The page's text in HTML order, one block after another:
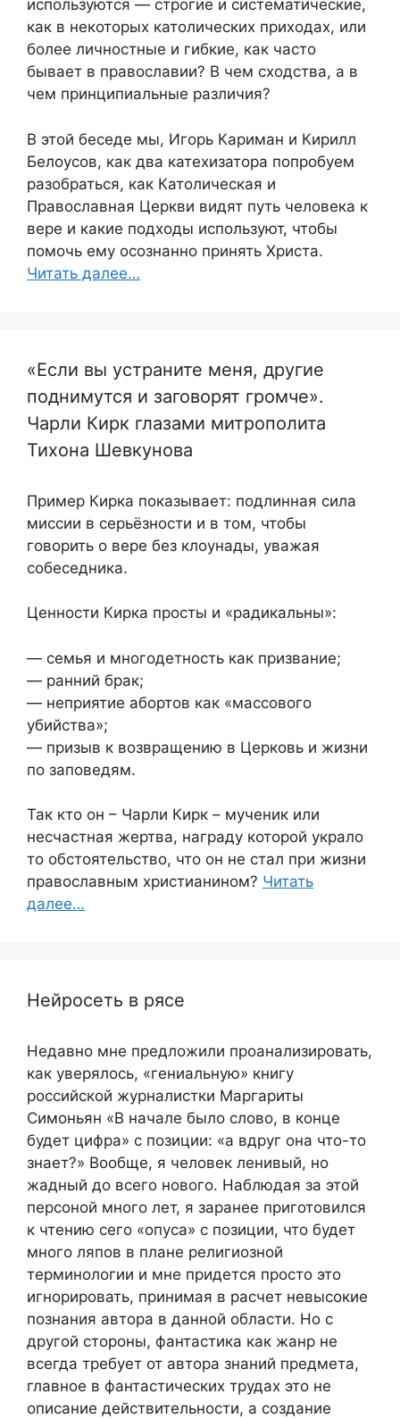
используются — строгие и систематические,
как в некоторых католических приходах, или
более личностные и гибкие, как часто
бывает в православии? В чем сходства, а в
чем принципиальные различия?
В этой беседе мы, Игорь Кариман и Кирилл
Белоусов, как два катехизатора попробуем
разобраться, как Католическая и
Православная Церкви видят путь человека к
вере и какие подходы используют, чтобы
помочь ему осознанно принять Христа.
Читать далее…
«Если вы устраните меня, другие
поднимутся и заговорят громче».
Чарли Кирк глазами митрополита
Тихона Шевкунова
Пример Кирка показывает: подлинная сила
миссии в серьёзности и в том, чтобы
говорить о вере без клоунады, уважая
собеседника.
Ценности Кирка просты и «радикальны»:
— семья и многодетность как призвание;
— ранний брак;
— неприятие абортов как «массового
убийства»;
— призыв к возвращению в Церковь и жизни
по заповедям.
Так кто он – Чарли Кирк – мученик или
несчастная жертва, награду которой украло
то обстоятельство, что он не стал при жизни
православным христианином? Читать
далее…
Нейросеть в рясе
Недавно мне предложили проанализировать,
как уверялось, «гениальную» книгу
российской журналистки Маргариты
Симоньян «В начале было слово, в конце
будет цифра» с позиции: «а вдруг она что-то
знает?» Вообще, я человек ленивый, но
жадный до всего нового. Наблюдая за этой
персоной много лет, я заранее приготовился
к чтению сего «опуса» с позиции, что будет
много ляпов в плане религиозной
терминологии и мне придется просто это
игнорировать, принимая в расчет невысокие
познания автора в данной области. Но с
другой стороны, фантастика как жанр не
всегда требует от автора знаний предмета,
главное в фантастических трудах это не
описание действительности, а создание